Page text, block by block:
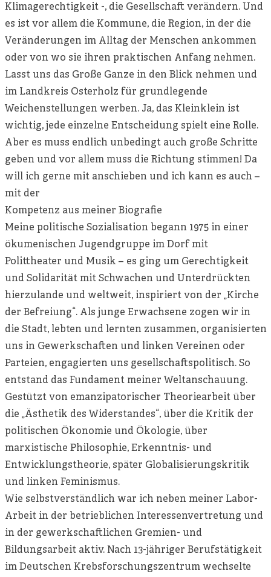
Klimagerechtigkeit -, die Gesellschaft verändern. Und
es ist vor allem die Kommune, die Region, in der die
Veränderungen im Alltag der Menschen ankommen
oder von wo sie ihren praktischen Anfang nehmen.
Lasst uns das Große Ganze in den Blick nehmen und
im Landkreis Osterholz für grundlegende
Weichenstellungen werben. Ja, das Kleinklein ist
wichtig, jede einzelne Entscheidung spielt eine Rolle.
Aber es muss endlich unbedingt auch große Schritte
geben und vor allem muss die Richtung stimmen! Da
will ich gerne mit anschieben und ich kann es auch –
mit der
Kompetenz aus meiner Biografie
Meine politische Sozialisation begann 1975 in einer
ökumenischen Jugendgruppe im Dorf mit
Polittheater und Musik – es ging um Gerechtigkeit
und Solidarität mit Schwachen und Unterdrückten
hierzulande und weltweit, inspiriert von der „Kirche
der Befreiung“. Als junge Erwachsene zogen wir in
die Stadt, lebten und lernten zusammen, organisierten
uns in Gewerkschaften und linken Vereinen oder
Parteien, engagierten uns gesellschaftspolitisch. So
entstand das Fundament meiner Weltanschauung.
Gestützt von emanzipatorischer Theoriearbeit über
die „Ästhetik des Widerstandes“, über die Kritik der
politischen Ökonomie und Ökologie, über
marxistische Philosophie, Erkenntnis- und
Entwicklungstheorie, später Globalisierungskritik
und linken Feminismus.
Wie selbstverständlich war ich neben meiner Labor-
Arbeit in der betrieblichen Interessenvertretung und
in der gewerkschaftlichen Gremien- und
Bildungsarbeit aktiv. Nach 13-jähriger Berufstätigkeit
im Deutschen Krebsforschungszentrum wechselte